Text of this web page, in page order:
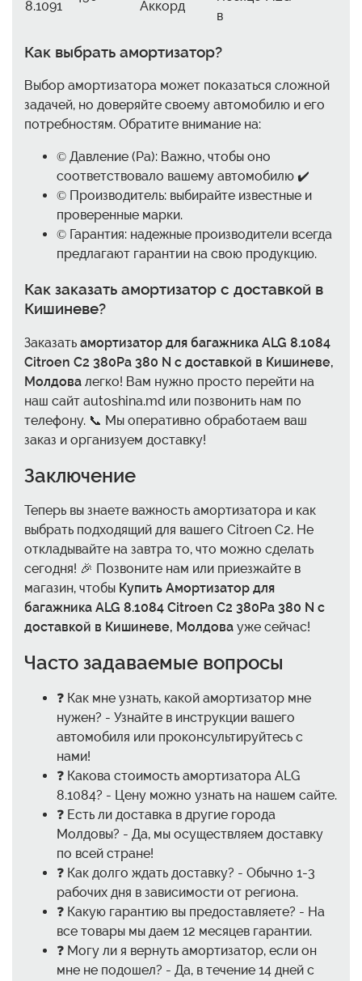
8.1091 Аккорд
в
Как выбрать амортизатор?
Выбор амортизатора может показаться сложной
задачей, но доверяйте своему автомобилю и его
потребностям. Обратите внимание на:
© Давление (Pa): Важно, чтобы оно
соответствовало вашему автомобилю ✔️
© Производитель: выбирайте известные и
проверенные марки.
© Гарантия: надежные производители всегда
предлагают гарантии на свою продукцию.
Как заказать амортизатор с доставкой в
Кишиневе?
Заказать амортизатор для багажника ALG 8.1084
Citroen C2 380Pa 380 N с доставкой в Кишиневе,
Молдова легко! Вам нужно просто перейти на
наш сайт autoshina.md или позвонить нам по
телефону. 📞 Мы оперативно обработаем ваш
заказ и организуем доставку!
Заключение
Теперь вы знаете важность амортизатора и как
выбрать подходящий для вашего Citroen C2. Не
откладывайте на завтра то, что можно сделать
сегодня! 🎉 Позвоните нам или приезжайте в
магазин, чтобы Купить Амортизатор для
багажника ALG 8.1084 Citroen C2 380Pa 380 N с
доставкой в Кишиневе, Молдова уже сейчас!
Часто задаваемые вопросы
❓ Как мне узнать, какой амортизатор мне
нужен? - Узнайте в инструкции вашего
автомобиля или проконсультируйтесь с
нами!
❓ Какова стоимость амортизатора ALG
8.1084? - Цену можно узнать на нашем сайте.
❓ Есть ли доставка в другие города
Молдовы? - Да, мы осуществляем доставку
по всей стране!
❓ Как долго ждать доставку? - Обычно 1-3
рабочих дня в зависимости от региона.
❓ Какую гарантию вы предоставляете? - На
все товары мы даем 12 месяцев гарантии.
❓ Могу ли я вернуть амортизатор, если он
мне не подошел? - Да, в течение 14 дней с